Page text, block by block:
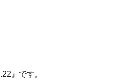
』です。